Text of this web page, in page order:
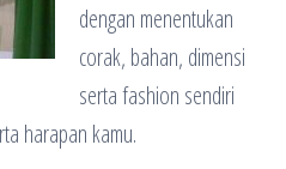
dengan menentukan
corak, bahan, dimensi
serta fashion sendiri
harapan kamu.